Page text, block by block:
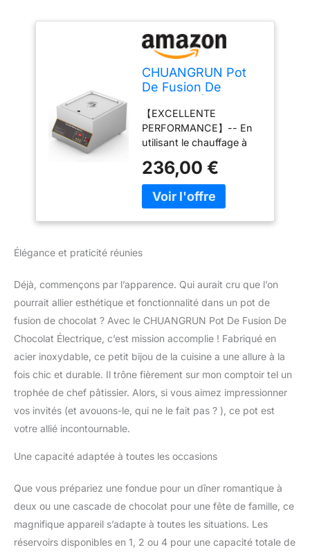
CHUANGRUN Pot
De Fusion De
Tempéreuse De
Chocolat À
Commande
Numérique,
Réservoirs 1/2/4
pour 10L De
Chocolat, Chauffe-
Plats pour Soupe
【EXCELLENTE
PERFORMANCE】-- En
utilisant le chauffage à
de l'eau, il peut être
utilisé après le démarrage
et la température est
85℃/0-185℉, ce qui
différents besoins sans
détruire les ingrédients
du chocolat. La
peut faire fondre le
chocolat plus
uniformément.
【FONDEUR EN ACIER
INOXYDABLE】304 La
machine de trempe au
est résistante à la rouille,
pour la santé et facile à
nettoyer. 【PUISSANT ET
EFFICACE】 - Le
la température plus
236,00 €
Élégance et praticité réunies
Déjà, commençons par l’apparence. Qui aurait cru que l’on
pourrait allier esthétique et fonctionnalité dans un pot de
fusion de chocolat ? Avec le CHUANGRUN Pot De Fusion De
Chocolat Électrique, c’est mission accomplie ! Fabriqué en
acier inoxydable, ce petit bijou de la cuisine a une allure à la
fois chic et durable. Il trône fièrement sur mon comptoir tel un
trophée de chef pâtissier. Alors, si vous aimez impressionner
vos invités (et avouons-le, qui ne le fait pas ? ), ce pot est
votre allié incontournable.
Une capacité adaptée à toutes les occasions
Que vous prépariez une fondue pour un dîner romantique à
deux ou une cascade de chocolat pour une fête de famille, ce
magnifique appareil s’adapte à toutes les situations. Les
réservoirs disponibles en 1, 2 ou 4 pour une capacité totale de